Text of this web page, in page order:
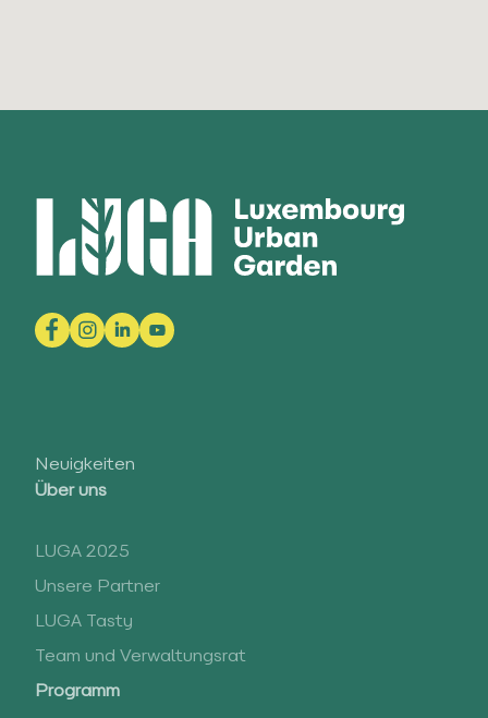
Neuigkeiten
Über uns
LUGA 2025
Unsere Partner
LUGA Tasty
Team und Verwaltungsrat
Programm